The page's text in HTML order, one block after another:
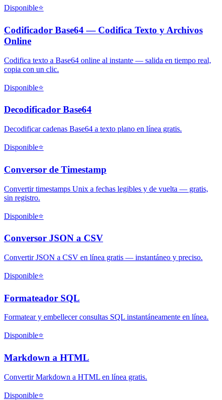
Disponible⭐
Codificador Base64 — Codifica Texto y Archivos
Online
Codifica texto a Base64 online al instante — salida en tiempo real,
copia con un clic.
Disponible⭐
Decodificador Base64
Decodificar cadenas Base64 a texto plano en línea gratis.
Disponible⭐
Conversor de Timestamp
Convertir timestamps Unix a fechas legibles y de vuelta — gratis,
sin registro.
Disponible⭐
Conversor JSON a CSV
Convertir JSON a CSV en línea gratis — instantáneo y preciso.
Disponible⭐
Formateador SQL
Formatear y embellecer consultas SQL instantáneamente en línea.
Disponible⭐
Markdown a HTML
Convertir Markdown a HTML en línea gratis.
Disponible⭐